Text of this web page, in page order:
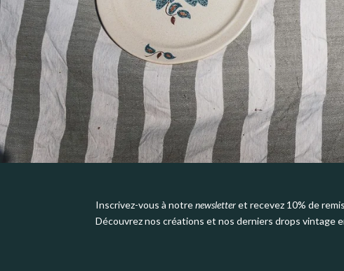
Inscrivez-vous à notrenewsletteret recevez 10% de
Découvrez nos créations et nos derniers drops vintage